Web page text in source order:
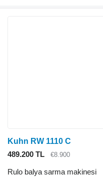
Kuhn RW 1110 C
489.200 TL
€8.900
Rulo balya sarma makinesi